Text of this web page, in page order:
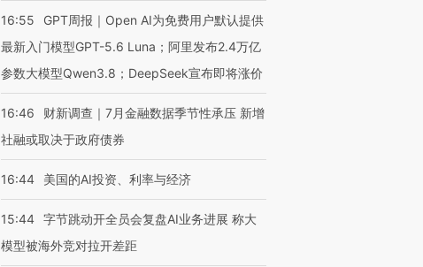
16:55
GPT周报｜Open AI为免费用户默认提供
最新入门模型GPT-5.6 Luna；阿里发布2.4万亿
参数大模型Qwen3.8；DeepSeek宣布即将涨价
16:46
财新调查｜7月金融数据季节性承压 新增
社融或取决于政府债券
16:44 美国的AI投资、利率与经济
15:44 字节跳动开全员会复盘AI业务进展 称大
模型被海外竞对拉开差距